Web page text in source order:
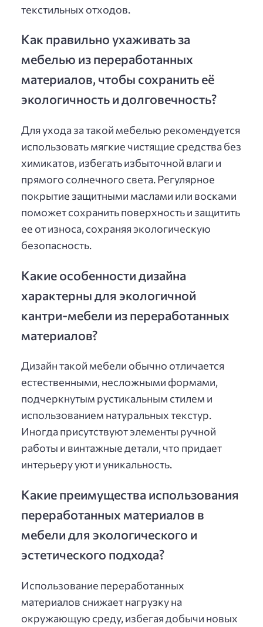
текстильных отходов.
Как правильно ухаживать за
мебелью из переработанных
материалов, чтобы сохранить её
экологичность и долговечность?
Для ухода за такой мебелью рекомендуется
использовать мягкие чистящие средства без
химикатов, избегать избыточной влаги и
прямого солнечного света. Регулярное
покрытие защитными маслами или восками
поможет сохранить поверхность и защитить
ее от износа, сохраняя экологическую
безопасность.
Какие особенности дизайна
характерны для экологичной
кантри-мебели из переработанных
материалов?
Дизайн такой мебели обычно отличается
естественными, несложными формами,
подчеркнутым рустикальным стилем и
использованием натуральных текстур.
Иногда присутствуют элементы ручной
работы и винтажные детали, что придает
интерьеру уют и уникальность.
Какие преимущества использования
переработанных материалов в
мебели для экологического и
эстетического подхода?
Использование переработанных
материалов снижает нагрузку на
окружающую среду, избегая добычи новых